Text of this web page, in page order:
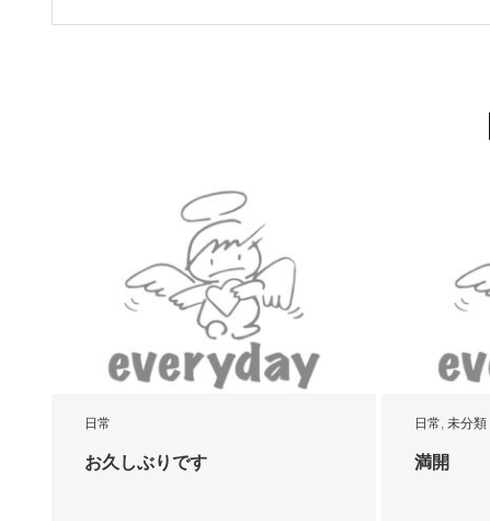
日常
お久しぶりです
日常, 未分類
満開